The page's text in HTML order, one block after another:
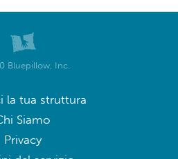
Bluepillow, Inc.
la tua struttura
Siamo
Privacy